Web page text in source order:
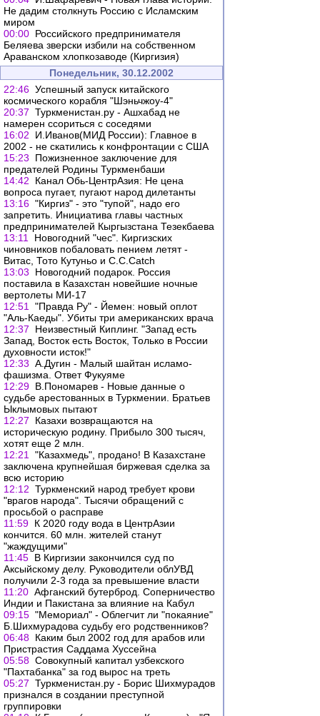
Не дадим столкнуть Россию с Исламским
миром
00:00 Российского предпринимателя
Беляева зверски избили на собственном
Араванском хлопкозаводе (Киргизия)
Понедельник, 30.12.2002
22:46 Успешный запуск китайского
космического корабля "Шэньчжоу-4"
20:37 Туркменистан.ру - Ашхабад не
намерен ссориться с соседями
16:02
И.Иванов(МИД России): Главное в
2002 - не скатились к конфронтации с США
15:23
Пожизненное заключение для
предателей Родины Туркменбаши
14:42
Канал Обь-ЦентрАзия: Не цена
вопроса пугает, пугают народ дилетанты
13:16 "Киргиз" - это "тупой", надо его
запретить. Инициатива главы частных
предпринимателей Кыргызстана Тезекбаева
13:11
Новогодний "чес". Киргизских
чиновников побаловать пением летят -
Витас, Тото Кутуньо и C.C.Catch
13:03
Новогодний подарок. Россия
поставила в Казахстан новейшие ночные
вертолеты МИ-17
12:51
"Правда Ру" - Йемен: новый оплот
"Аль-Каеды". Убиты три американских врача
12:37
Неизвестный Киплинг. "Запад есть
Запад, Восток есть Восток, Только в России
духовности исток!"
12:33 А.Дугин - Малый шайтан исламо-
фашизма. Ответ Фукуяме
12:29 В.Пономарев - Новые данные о
судьбе арестованных в Туркмении. Братьев
Ыклымовых пытают
12:27
Казахи возвращаются на
историческую родину. Прибыло 300 тысяч,
хотят еще 2 млн.
12:21
"Казахмедь", продано! В Казахстане
заключена крупнейшая биржевая сделка за
всю историю
12:12 Туркменский народ требует крови
"врагов народа". Тысячи обращений с
просьбой о расправе
11:59 К 2020 году вода в ЦентрАзии
кончится. 60 млн. жителей станут
"жаждущими"
11:45 В Киргизии закончился суд по
Аксыйскому делу. Руководители облУВД
получили 2-3 года за превышение власти
11:20 Афганский бутерброд. Соперничество
Индии и Пакистана за влияние на Кабул
09:15 "Мемориал" - Облегчит ли "покаяние"
Б.Шихмурадова судьбу его родственников?
06:48 Каким был 2002 год для арабов или
Пристрастия Саддама Хуссейна
05:58 Совокупный капитал узбекского
"Пахтабанка" за год вырос на треть
05:27 Туркменистан.ру - Борис Шихмурадов
признался в создании преступной
группировки